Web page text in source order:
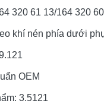
320 61 13/164 320
khí nén phía dưới
OEM
3.5121